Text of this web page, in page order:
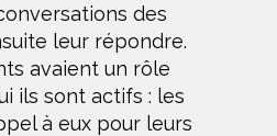
des
leur répondre.
avaient un rôle
ils sont actifs : les
à eux pour leurs